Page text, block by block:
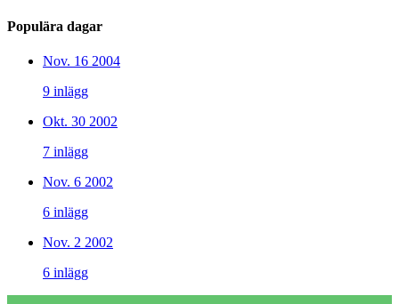
Populära dagar
Nov. 16 2004
9 inlägg
Okt. 30 2002
7 inlägg
Nov. 6 2002
6 inlägg
Nov. 2 2002
6 inlägg